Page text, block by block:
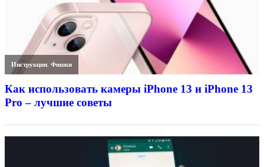
Инструкции,Фишки
Как использовать камеры iPhone 13 и iPhone 13
Pro – лучшие советы